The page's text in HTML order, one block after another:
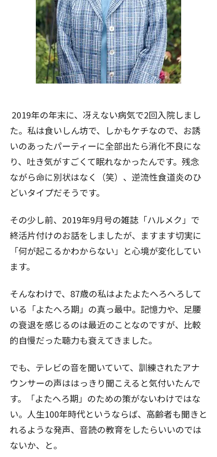
2019年の年末に、冴えない病気で2回入院しまし
た。私は食いしん坊で、しかもケチなので、お誘
いのあったパーティーに全部出たら消化不良にな
り、吐き気がすごくて眠れなかったんです。残念
ながら命に別状はなく（笑）、逆流性食道炎のひ
どいタイプだそうです。
その少し前、2019年9月号の雑誌「ハルメク」で
終活片付けのお話をしましたが、ますます切実に
「何が起こるかわからない」と心境が変化してい
ます。
そんなわけで、87歳の私はよたよたへろへろして
いる「よたへろ期」の真っ最中。記憶力や、足腰
の衰退を感じるのは最近のことなのですが、比較
的自慢だった聴力も衰えてきました。
でも、テレビの音を聞いていて、訓練されたアナ
ウンサーの声ははっきり聞こえると気付いたんで
す。「よたへろ期」のための策がないわけではな
い。人生100年時代というならば、高齢者も聞きと
れるような発声、音読の教育をしたらいいのでは
ないか、と。